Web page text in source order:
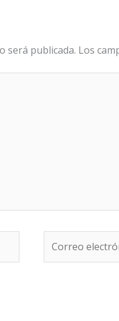
será publicada. Los
electrónico*